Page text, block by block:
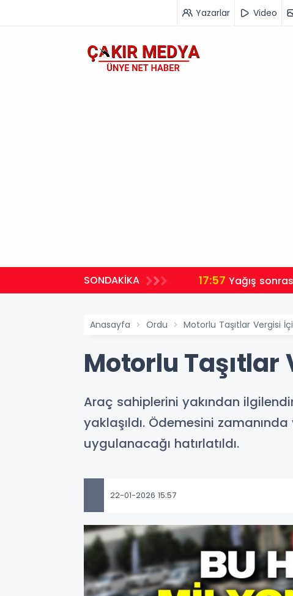
Yazarlar Video
SONDAKİKA 17:57 Yağış
Anasayfa Ordu Motorlu Taşıtlar Vergisi
Motorlu Taşıtlar
Araç sahiplerini yakından
yaklaşıldı. Ödemesini
uygulanacağı hatırlatıldı.
22-01-2026 15:57